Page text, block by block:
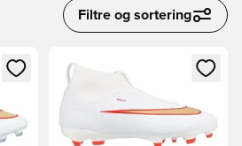
Filtre og sortering
ind eller tilmelde dig som
Åbner en Modal til at logge